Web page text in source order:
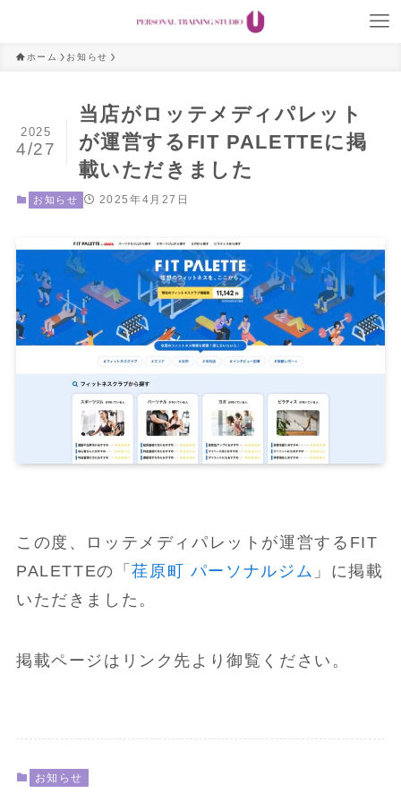
ホーム お知らせ
当店がロッテメディパレット
が運営するFIT PALETTEに掲
載いただきました
2025
4/27
お知らせ 2025年4月27日
この度、ロッテメディパレットが運営するFIT
PALETTEの「荏原町 パーソナルジム 」に掲載
いただきました。
掲載ページはリンク先より御覧ください。
お知らせ